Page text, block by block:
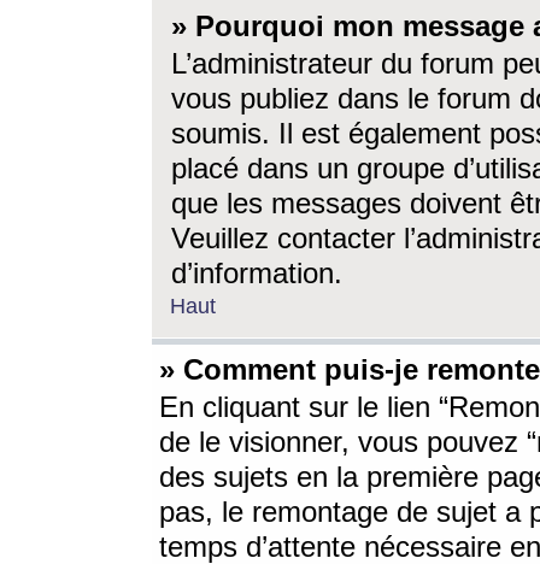
» Pourquoi mon message
L’administrateur du forum
vous publiez dans le forum
soumis. Il est également
placé dans un groupe
que les messages doivent
Veuillez contacter
d’information.
Haut
» Comment puis-je
En cliquant sur le lien
de le visionner, vous pouvez
des sujets en la première
pas, le remontage de sujet a
temps d’attente nécessaire